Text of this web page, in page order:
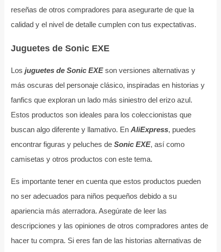
reseñas de otros compradores para asegurarte de que la
calidad y el nivel de detalle cumplen con tus expectativas.
Juguetes de Sonic EXE
Los juguetes de Sonic EXEson versiones alternativas y
más oscuras del personaje clásico, inspiradas en historias y
fanfics que exploran un lado más siniestro del erizo azul.
Estos productos son ideales para los coleccionistas que
buscan algo diferente y llamativo. En AliExpress, puedes
encontrar figuras y peluches de Sonic EXE, así como
camisetas y otros productos con este tema.
Es importante tener en cuenta que estos productos pueden
no ser adecuados para niños pequeños debido a su
apariencia más aterradora. Asegúrate de leer las
descripciones y las opiniones de otros compradores antes de
hacer tu compra. Si eres fan de las historias alternativas de